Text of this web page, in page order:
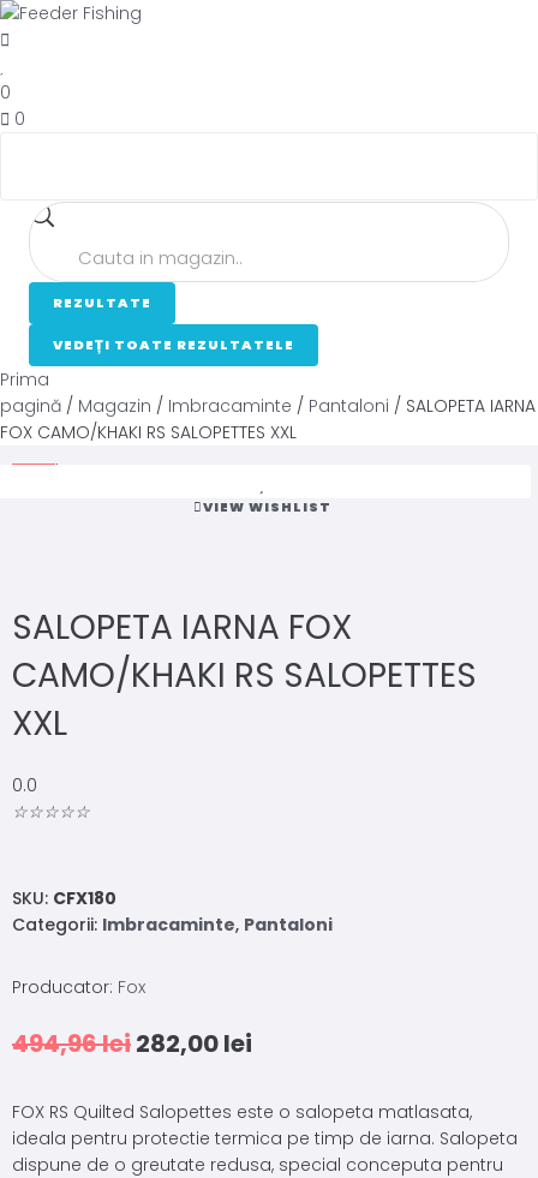
0
0
REZULTATE
VEDEȚI TOATE REZULTATELE
Prima
pagină / Magazin / Imbracaminte / Pantaloni / SALOPETA IARNA
FOX CAMO/KHAKI RS SALOPETTES XXL
VIEW WISHLIST
Loading...
SALOPETA IARNA FOX
CAMO/KHAKI RS SALOPETTES
XXL
0.0
☆☆☆☆☆
SKU: CFX180
Categorii: Imbracaminte, Pantaloni
Producator: Fox
494,96lei282,00lei
FOX RS Quilted Salopettes este o salopeta matlasata,
ideala pentru protectie termica pe timp de iarna. Salopeta
dispune de o greutate redusa, special conceputa pentru